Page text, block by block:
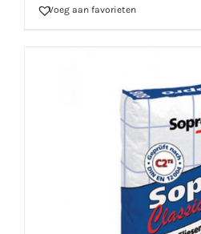
Voeg aan favorieten